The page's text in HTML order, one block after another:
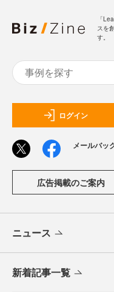
「
スを
す。
ログイン
メールバッ
広告掲載のご案内
ニュース
新着記事一覧